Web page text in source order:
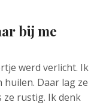
bij me
werd verlicht. Ik
Daar lag ze
ze rustig. Ik denk